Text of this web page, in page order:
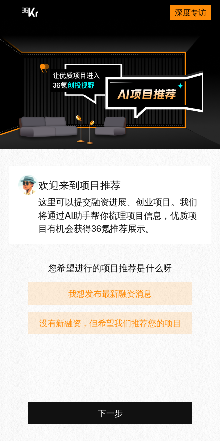
深度专访
欢迎来到项目推荐
这里可以提交融资进展、创业项目。我们
将通过AI助手帮你梳理项目信息，优质项
目有机会获得36氪推荐展示。
您希望进行的项目推荐是什么呀
我想发布最新融资消息
没有新融资，但希望我们推荐您的项目
下一步